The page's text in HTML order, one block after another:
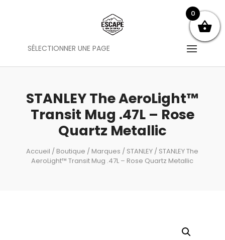
SÉLECTIONNER UNE PAGE
STANLEY The AeroLight™
Transit Mug .47L – Rose
Quartz Metallic
Accueil / Boutique / Marques / STANLEY / STANLEY The
AeroLight™ Transit Mug .47L – Rose Quartz Metallic
0